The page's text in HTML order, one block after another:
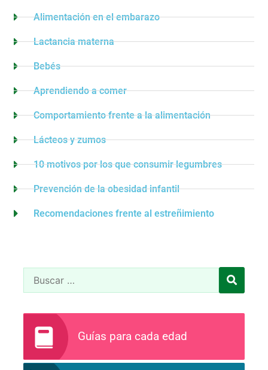
Alimentación en el embarazo
Lactancia materna
Bebés
Aprendiendo a comer
Comportamiento frente a la alimentación
Lácteos y zumos
10 motivos por los que consumir legumbres
Prevención de la obesidad infantil
Recomendaciones frente al estreñimiento
Guías para cada edad